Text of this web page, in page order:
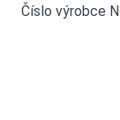
Číslo výrobce